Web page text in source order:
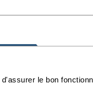
le bon
ce n’est pas
: il tient
à l’aise